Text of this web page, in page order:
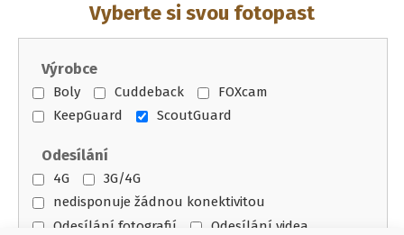
Vyberte si svou fotopast
Výrobce
Boly Cuddeback
FOXcam
KeepGuard
ScoutGuard
Odesílání
4G
3G/4G
nedisponuje žádnou konektivitou
Odesílání fotografií
Odesílání videa